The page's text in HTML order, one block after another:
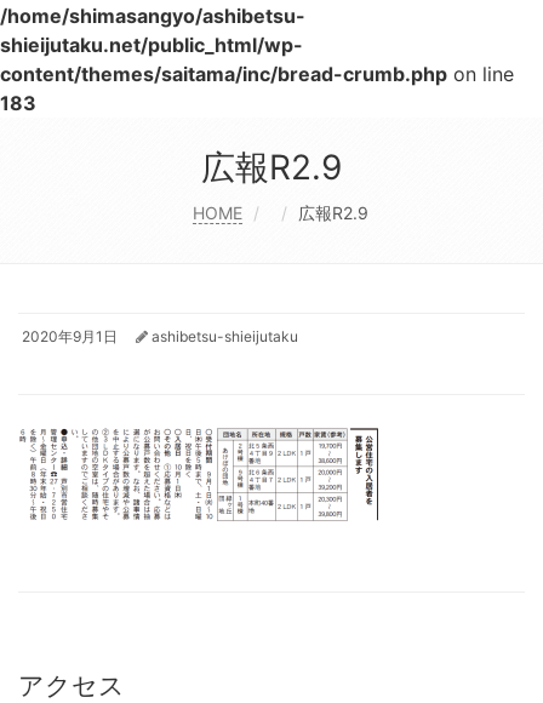
/home/shimasangyo/ashibetsu-
shieijutaku.net/public_html/wp-
content/themes/saitama/inc/bread-crumb.php on line
183
広報R2.9
HOME 広報R2.9
2020年9月1日 ashibetsu-shieijutaku
アクセス